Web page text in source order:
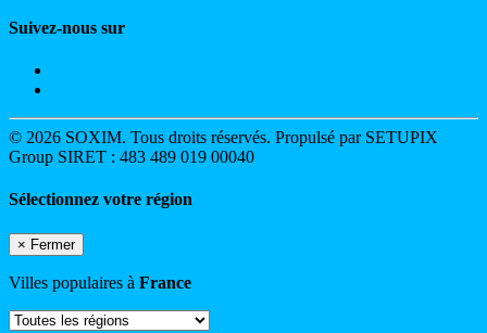
Suivez-nous sur
© 2026 SOXIM. Tous droits réservés. Propulsé par SETUPIX
Group SIRET : 483 489 019 00040
Sélectionnez votre région
× Fermer
Villes populaires à France